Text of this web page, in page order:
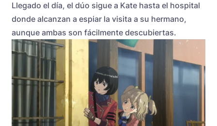
Llegado el día, el dúo sigue a Kate hasta el hospital
donde alcanzan a espiar la visita a su hermano,
aunque ambas son fácilmente descubiertas.